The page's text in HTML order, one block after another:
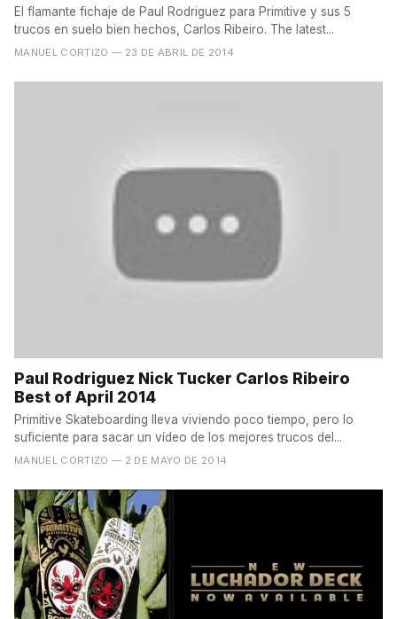
El flamante fichaje de Paul Rodriguez para Primitive y sus 5
trucos en suelo bien hechos, Carlos Ribeiro. The latest...
MANUEL CORTIZO — 23 DE ABRIL DE 2014
Paul Rodriguez Nick Tucker Carlos Ribeiro
Best of April 2014
Primitive Skateboarding lleva viviendo poco tiempo, pero lo
suficiente para sacar un vídeo de los mejores trucos del...
MANUEL CORTIZO — 2 DE MAYO DE 2014